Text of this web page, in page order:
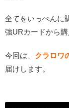
全てをいっぺんに
強URカードから購
今回は、 クラロワ
届けします。